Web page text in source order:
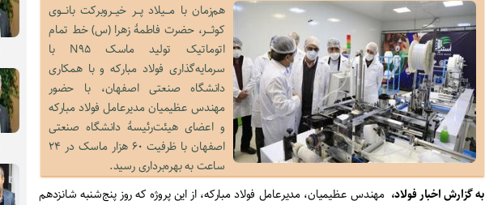
هم‌زمان با مـــیلاد پــر خیــروبرکت بانـــوی
کوثـــر، حضرت فاطمۀ زهرا (س) خط تمام
اتوماتیک تولید ماسک N۹۵ با
سرمایه‌گذاری فولاد مبارکه و با همکاری
دانشگاه صنعتی اصفهان، با حضور
مهندس عظیمیان مدیرعامل فولاد مبارکه
و اعضای هیئت‌رئیسۀ دانشگاه صنعتی
اصفهان با ظرفیت ۶۰ هزار ماسک در ۲۴
ساعت به بهره‌برداری رسید.
به گزارش اخبار فولاد، مهندس عظیمیان، مدیرعامل فولاد مبارکه، از این پروژه که روز پنج‌شنبه شانزدهم